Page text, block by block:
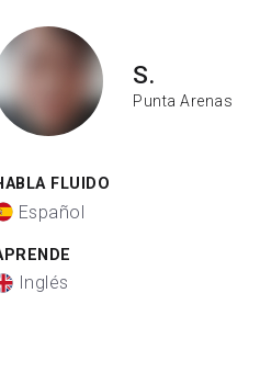
S.
Punta Arenas
FLUIDO
Español
Inglés